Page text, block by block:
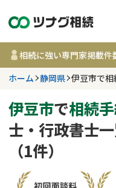
相続に強い専門家掲載件
ホーム 静岡県 伊豆市で
伊豆市で相続
士・行政書士
（1件）